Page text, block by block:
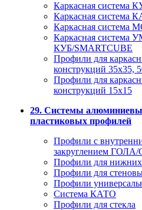
Каркасная система
Каркасная система
Каркасная система
Каркасная система
КУБ/SMARTCUBE
Профили для
конструкций 35x35,
Профили для
конструкций 15х15
29. Системы
пластиковых профилей
Профили с
закруглением ГОЛА/
Профили для нижних
Профили для
Профили
Система КАТО
Профили для стекла